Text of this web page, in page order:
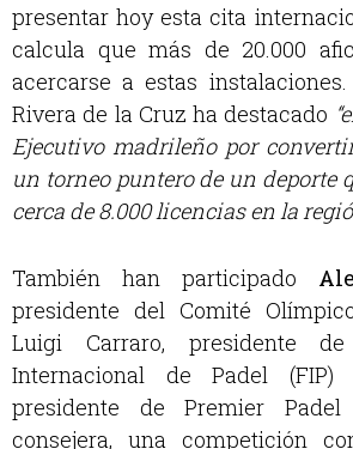
presentar hoy esta cita
calcula que más de 20.000
acercarse a estas
Rivera de la Cruz ha destacado
Ejecutivo madrileño por
un torneo puntero de un deporte
cerca de 8.000 licencias en la
También han participado
presidente del Comité
Luigi Carraro, presidente
Internacional de Padel
presidente de Premier
consejera, una competición